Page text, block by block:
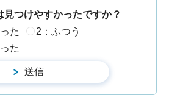
見つけやすかったですか？
た
2：ふつう
た